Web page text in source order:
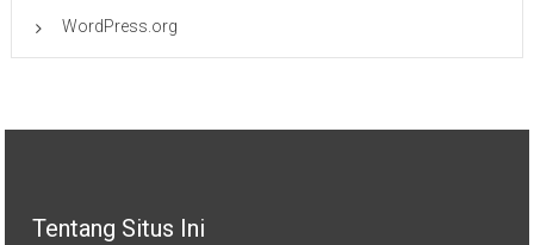
WordPress.org
Tentang Situs Ini